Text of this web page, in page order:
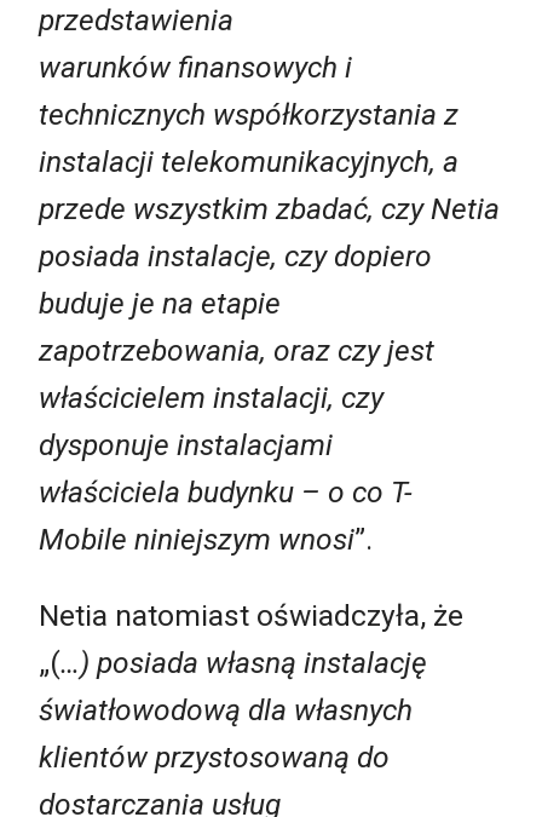
przedstawienia
warunków finansowych i
technicznych współkorzystania z
instalacji telekomunikacyjnych, a
przede wszystkim zbadać, czy Netia
posiada instalacje, czy dopiero
buduje je na etapie
zapotrzebowania, oraz czy jest
właścicielem instalacji, czy
dysponuje instalacjami
właściciela budynku – o co T-
Mobile niniejszym wnosi”.
Netia natomiast oświadczyła, że
„(…) posiada własną instalację
światłowodową dla własnych
klientów przystosowaną do
dostarczania usług